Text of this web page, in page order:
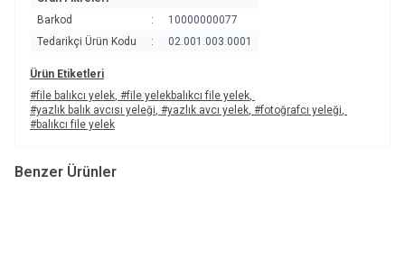
Barkod
:
10000000077
Tedarikçi Ürün Kodu
: 02.001.003.0001
Ürün Etiketleri
#file balıkcı yelek, #file yelekbalıkcı file yelek,
#yazlık balık avcısı yeleği, #yazlık avcı yelek, #fotoğrafcı yeleği,
#balıkcı file yelek
Benzer Ürünler